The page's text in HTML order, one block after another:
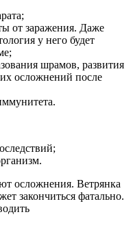
от заражения. Даже
у него будет
шрамов, развития
осложнений после
осложнения. Ветрянка
закончиться фатально.